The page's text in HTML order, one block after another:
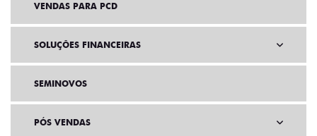
VENDAS PARA PCD
SOLUÇÕES FINANCEIRAS
SEMINOVOS
PÓS VENDAS